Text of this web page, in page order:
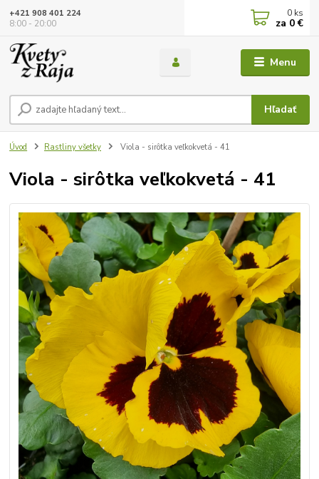
Menu
Hľadať
+421 908 401 224
8:00 - 20:00
0 ks
za 0 €
Úvod Rastliny všetky Viola - sirôtka veľkokvetá - 41
Viola - sirôtka veľkokvetá - 41